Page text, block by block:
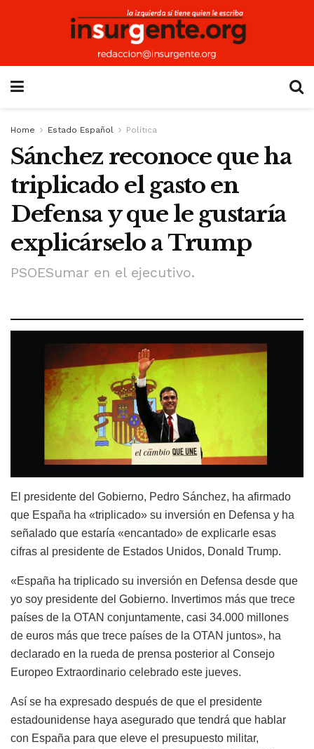
Home Estado Español Política
Sánchez reconoce que ha
triplicado el gasto en
Defensa y que le gustaría
explicárselo a Trump
PSOESumar en el ejecutivo.
El presidente del Gobierno, Pedro Sánchez, ha afirmado
que España ha «triplicado» su inversión en Defensa y ha
señalado que estaría «encantado» de explicarle esas
cifras al presidente de Estados Unidos, Donald Trump.
«España ha triplicado su inversión en Defensa desde que
yo soy presidente del Gobierno. Invertimos más que trece
países de la OTAN conjuntamente, casi 34.000 millones
de euros más que trece países de la OTAN juntos», ha
declarado en la rueda de prensa posterior al Consejo
Europeo Extraordinario celebrado este jueves.
Así se ha expresado después de que el presidente
estadounidense haya asegurado que tendrá que hablar
con España para que eleve el presupuesto militar,